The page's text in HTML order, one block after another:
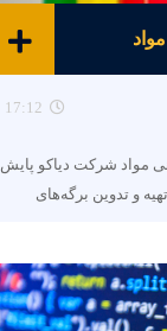
17:12
مواد شرکت دیاکو پایش
و تدوین برگه‌های